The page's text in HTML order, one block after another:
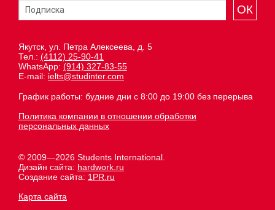
ОК
Якутск, ул. Петра Алексеева, д. 5
Тел.: (4112) 25-90-41
WhatsApp: (914) 327-83-55
E-mail: ielts@studinter.com
График работы: будние дни с 8:00 до 19:00 без перерыва
Политика компании в отношении обработки
персональных данных
© 2009—2026 Students International.
Дизайн сайта: hardwork.ru
Создание сайта: 1PR.ru
Карта сайта